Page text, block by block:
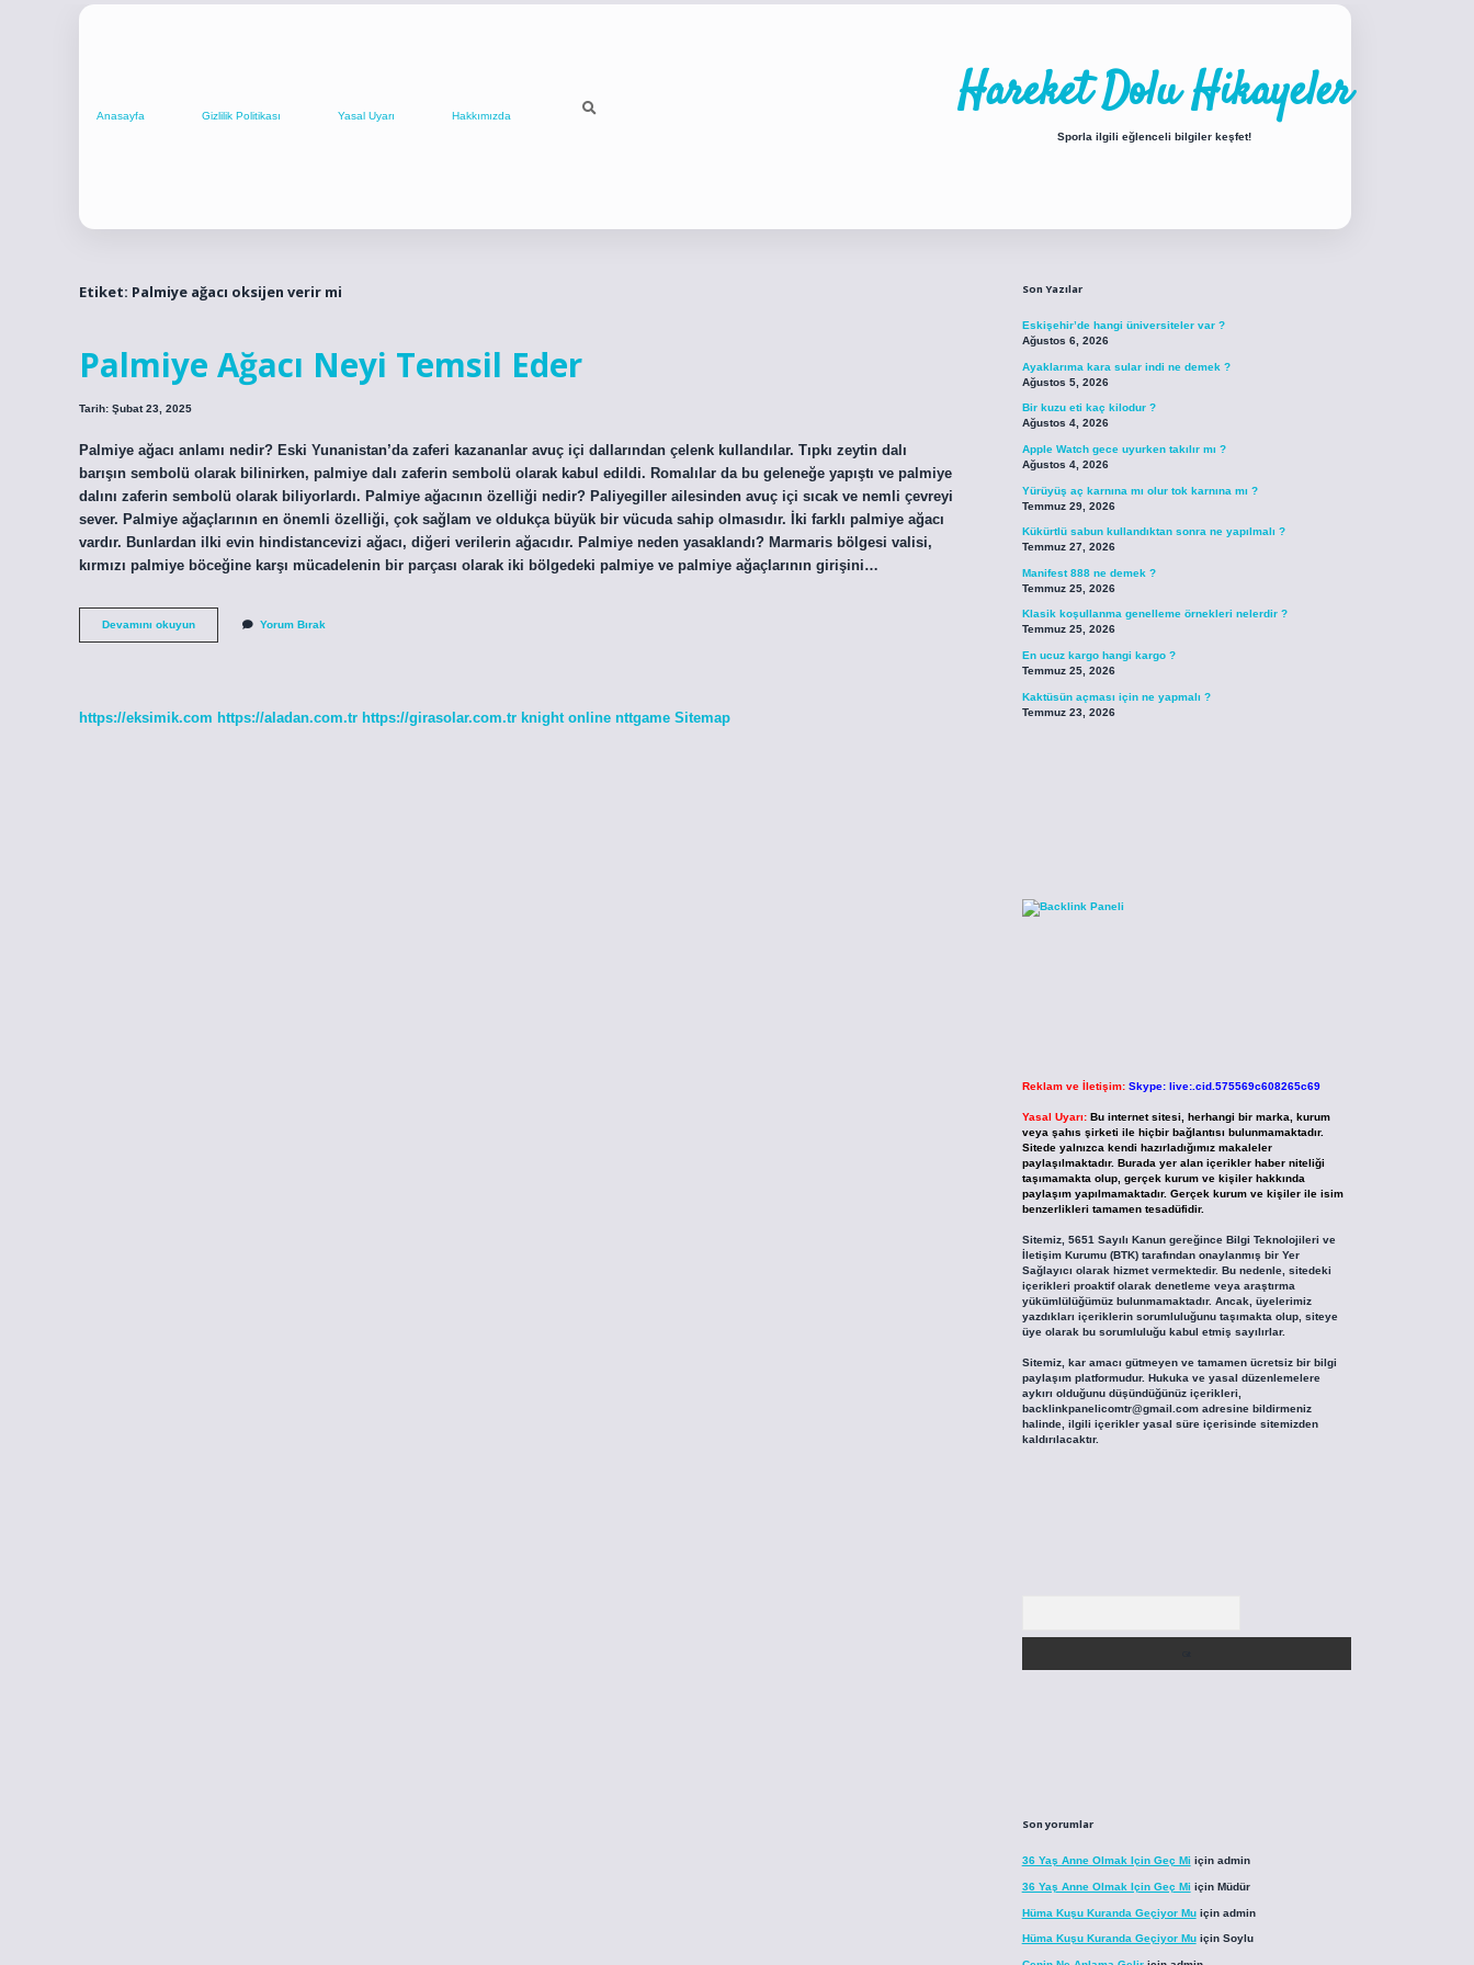
Anasayfa Gizlilik Politikası Yasal Uyarı Hakkımızda Hareket Dolu Hikayeler
Sporla ilgili eğlenceli bilgiler keşfet!
Etiket: Palmiye ağacı oksijen verir mi
Palmiye Ağacı Neyi Temsil Eder
Tarih: Şubat 23, 2025
Palmiye ağacı anlamı nedir? Eski Yunanistan’da zaferi kazananlar avuç içi dallarından çelenk kullandılar. Tıpkı zeytin dalı
barışın sembolü olarak bilinirken, palmiye dalı zaferin sembolü olarak kabul edildi. Romalılar da bu geleneğe yapıştı ve palmiye
dalını zaferin sembolü olarak biliyorlardı. Palmiye ağacının özelliği nedir? Paliyegiller ailesinden avuç içi sıcak ve nemli çevreyi
sever. Palmiye ağaçlarının en önemli özelliği, çok sağlam ve oldukça büyük bir vücuda sahip olmasıdır. İki farklı palmiye ağacı
vardır. Bunlardan ilki evin hindistancevizi ağacı, diğeri verilerin ağacıdır. Palmiye neden yasaklandı? Marmaris bölgesi valisi,
kırmızı palmiye böceğine karşı mücadelenin bir parçası olarak iki bölgedeki palmiye ve palmiye ağaçlarının girişini…
Devamını okuyunPalmiye
Ağacı
Yorum Bırak
https://eksimik.com https://aladan.com.tr https://girasolar.com.tr knight online nttgame Sitemap
Son Yazılar
Eskişehir’de hangi üniversiteler var ?
Ağustos 6, 2026
Ayaklarıma kara sular indi ne demek ?
Ağustos 5, 2026
Bir kuzu eti kaç kilodur ?
Ağustos 4, 2026
Apple Watch gece uyurken takılır mı ?
Ağustos 4, 2026
Yürüyüş aç karnına mı olur tok karnına mı ?
Temmuz 29, 2026
Kükürtlü sabun kullandıktan sonra ne yapılmalı ?
Temmuz 27, 2026
Manifest 888 ne demek ?
Temmuz 25, 2026
Klasik koşullanma genelleme örnekleri nelerdir ?
Temmuz 25, 2026
En ucuz kargo hangi kargo ?
Temmuz 25, 2026
Kaktüsün açması için ne yapmalı ?
Temmuz 23, 2026
Reklam ve İletişim: Skype: live:.cid.575569c608265c69
Yasal Uyarı: Bu internet sitesi, herhangi bir marka, kurum
veya şahıs şirketi ile hiçbir bağlantısı bulunmamaktadır.
Sitede yalnızca kendi hazırladığımız makaleler
paylaşılmaktadır. Burada yer alan içerikler haber niteliği
taşımamakta olup, gerçek kurum ve kişiler hakkında
paylaşım yapılmamaktadır. Gerçek kurum ve kişiler ile isim
benzerlikleri tamamen tesadüfidir.
Sitemiz, 5651 Sayılı Kanun gereğince Bilgi Teknolojileri ve
İletişim Kurumu (BTK) tarafından onaylanmış bir Yer
Sağlayıcı olarak hizmet vermektedir. Bu nedenle, sitedeki
içerikleri proaktif olarak denetleme veya araştırma
yükümlülüğümüz bulunmamaktadır. Ancak, üyelerimiz
yazdıkları içeriklerin sorumluluğunu taşımakta olup, siteye
üye olarak bu sorumluluğu kabul etmiş sayılırlar.
Sitemiz, kar amacı gütmeyen ve tamamen ücretsiz bir bilgi
paylaşım platformudur. Hukuka ve yasal düzenlemelere
aykırı olduğunu düşündüğünüz içerikleri,
backlinkpanelicomtr@gmail.comadresine bildirmeniz
halinde, ilgili içerikler yasal süre içerisinde sitemizden
kaldırılacaktır.
Son yorumlar
36 Yaş Anne Olmak Için Geç Mi için admin
36 Yaş Anne Olmak Için Geç Mi için Müdür
Hüma Kuşu Kuranda Geçiyor Muiçin admin
Hüma Kuşu Kuranda Geçiyor Muiçin Soylu